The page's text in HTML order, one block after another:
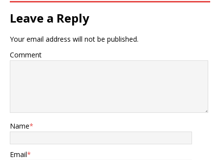
Leave a Reply
Your email address will not be published.
Comment
Name*
Email*